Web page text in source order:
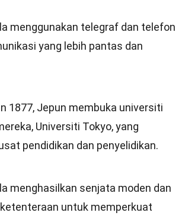
menggunakan telegraf dan telefon
yang lebih pantas dan
1877, Jepun membuka universiti
Universiti Tokyo, yang
pendidikan dan penyelidikan.
menghasilkan senjata moden dan
untuk memperkuat